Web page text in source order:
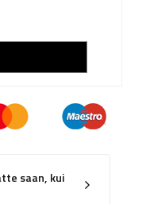
saan, kui